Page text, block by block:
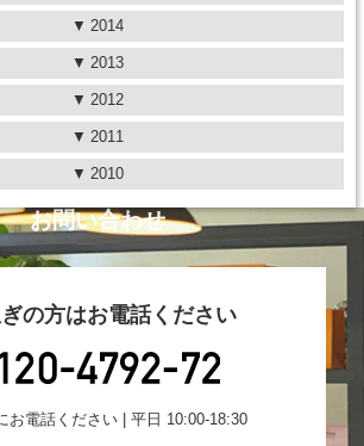
2014
2013
2012
2011
2010
お問い合わせ
の方はお電話ください
お電話ください | 平日 10:00-18:30